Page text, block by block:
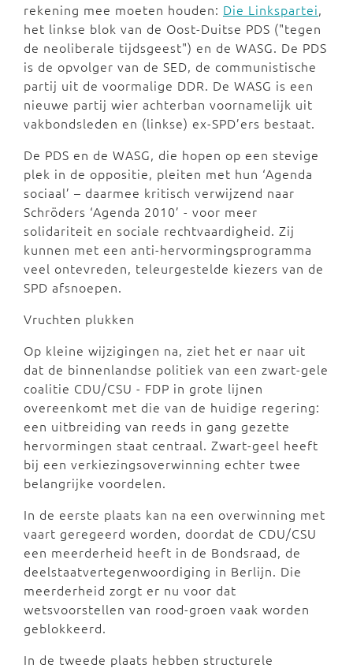
rekening mee moeten houden: Die Linkspartei,
het linkse blok van de Oost-Duitse PDS ("tegen
de neoliberale tijdsgeest") en de WASG. De PDS
is de opvolger van de SED, de communistische
partij uit de voormalige DDR. De WASG is een
nieuwe partij wier achterban voornamelijk uit
vakbondsleden en (linkse) ex-SPD’ers bestaat.
De PDS en de WASG, die hopen op een stevige
plek in de oppositie, pleiten met hun ‘Agenda
sociaal’ – daarmee kritisch verwijzend naar
Schröders ‘Agenda 2010’ - voor meer
solidariteit en sociale rechtvaardigheid. Zij
kunnen met een anti-hervormingsprogramma
veel ontevreden, teleurgestelde kiezers van de
SPD afsnoepen.
Vruchten plukken
Op kleine wijzigingen na, ziet het er naar uit
dat de binnenlandse politiek van een zwart-gele
coalitie CDU/CSU - FDP in grote lijnen
overeenkomt met die van de huidige regering:
een uitbreiding van reeds in gang gezette
hervormingen staat centraal. Zwart-geel heeft
bij een verkiezingsoverwinning echter twee
belangrijke voordelen.
In de eerste plaats kan na een overwinning met
vaart geregeerd worden, doordat de CDU/CSU
een meerderheid heeft in de Bondsraad, de
deelstaatvertegenwoordiging in Berlijn. Die
meerderheid zorgt er nu voor dat
wetsvoorstellen van rood-groen vaak worden
geblokkeerd.
In de tweede plaats hebben structurele